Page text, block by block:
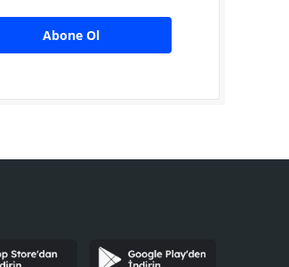
Abone Ol